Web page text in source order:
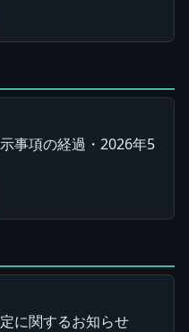
事項の経過・2026年5
に関するお知らせ